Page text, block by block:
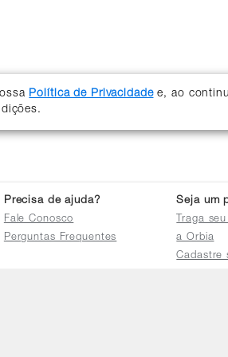
Política de Privacidadee, ao
Precisa de ajuda?
Fale Conosco
Perguntas Frequentes
Seja um
Traga
a Orbia
Cadastre